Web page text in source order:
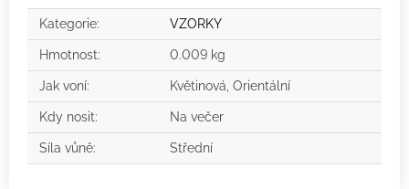
Kategorie: VZORKY
Hmotnost: 0.009 kg
Jak voní: Květinová, Orientální
Kdy nosit: Na večer
Síla vůně: Střední